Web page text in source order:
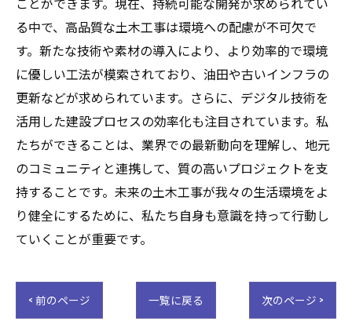
る中で、高品質な土木工事は環境への配慮が不可欠で
す。新たな技術や素材の導入により、より効率的で環境
に優しい工法が模索されており、油田や古いインフラの
更新などが求められています。さらに、デジタル技術を
活用した建設プロセスの効率化も注目されています。私
たちができることは、業界での最新動向を理解し、地元
のコミュニティと連携して、質の高いプロジェクトを支
持することです。未来の土木工事が我々の生活環境をよ
り健全にするために、私たち自身も意識を持って行動し
ていくことが重要です。
< 前のページ 一覧に戻る 次のページ >